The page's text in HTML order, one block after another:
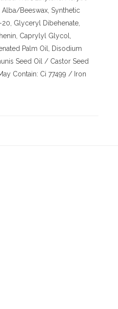
Beeswax, Synthetic
Glyceryl Dibehenate,
Caprylyl Glycol,
Palm Oil, Disodium
Seed Oil / Castor Seed
Contain: Ci 77499 / Iron